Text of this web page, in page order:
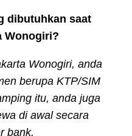
dibutuhkan saat
Wonogiri?
Wonogiri, anda
berupa KTP/SIM
itu, anda juga
di awal secara
bank.